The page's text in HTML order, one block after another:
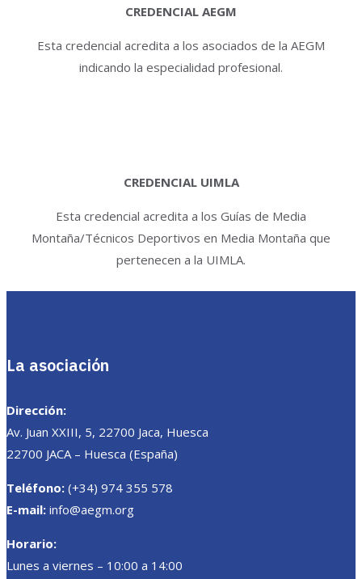
CREDENCIAL AEGM
Esta credencial acredita a los asociados de la AEGM
indicando la especialidad profesional.
CREDENCIAL UIMLA
Esta credencial acredita a los Guías de Media
Montaña/Técnicos Deportivos en Media Montaña que
pertenecen a la UIMLA.
La asociación
Dirección:
Av. Juan XXIII, 5, 22700 Jaca, Huesca
22700 JACA – Huesca (España)
Teléfono: (+34) 974 355 578
E-mail: info@aegm.org
Horario:
Lunes a viernes – 10:00 a 14:00